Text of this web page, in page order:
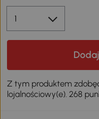
Z tym produktem
lojalnościowy(e). 268